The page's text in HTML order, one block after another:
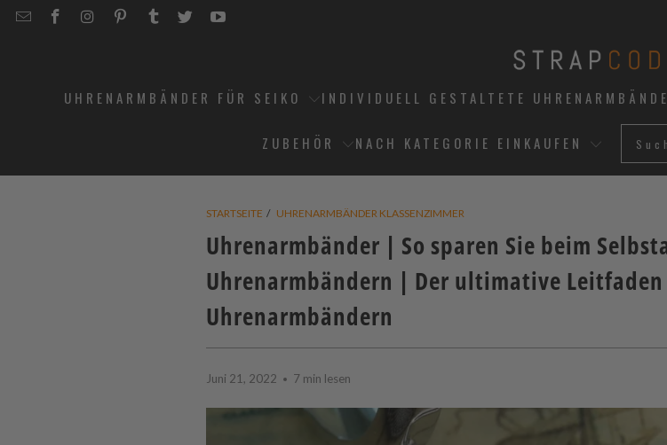
EMAILSTRAPCODE
STRAPCODE
INSTAGRAM
STRAPCODE
PINTEREST
STRAPCODE
STRAPCODE
TWITTER
STRAPCODE
YOUTUBE
UHRENARMBÄNDER FÜR SEIKO INDIVIDUELL GESTALTETE
ZUBEHÖR NACH KATEGORIE EINKAUFEN
STARTSEITE / UHRENARMBÄNDER KLASSENZIMMER
Uhrenarmbänder | So sparen Sie beim
Uhrenarmbändern | Der ultimative Leitfaden
Uhrenarmbändern
Juni 21, 2022 7 min lesen